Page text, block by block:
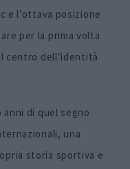
e l’ottava posizione
per la prima volta
centro dell’identità
di quel segno
una
storia sportiva e